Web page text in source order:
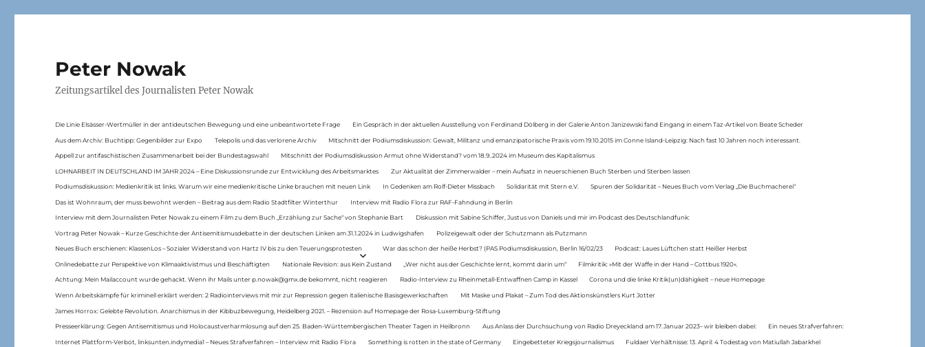
Peter Nowak
Zeitungsartikel des Journalisten Peter Nowak
Die Linie Elsässer-Wertmüller in der antideutschen Bewegung und eine unbeantwortete Frage Ein Gespräch in der aktuellen Ausstellung von Ferdinand Dölberg in der Galerie Anton Janizewski fand Eingang in einem Taz-Artikel von Beate Scheder
Aus dem Archiv: Buchtipp: Gegenbilder zur Expo Telepolis und das verlorene Archiv Mitschnitt der Podiumsdiskussion: Gewalt, Militanz und emanzipatorische Praxis vom 19.10.2015 im Conne Island-Leipzig: Nach fast 10 Jahren noch interessant.
Appell zur antifaschistischen Zusammenarbeit bei der Bundestagswahl Mitschnitt der Podiumsdiskussion Armut ohne Widerstand? vom 18.9..2024 im Museum des Kapitalismus
LOHNARBEIT IN DEUTSCHLAND IM JAHR 2024 – Eine Diskussionsrunde zur Entwicklung des Arbeitsmarktes Zur Aktualität der Zimmerwalder – mein Aufsatz in neuerschienen Buch Sterben und Sterben lassen
Podiumsdiskussion: Medienkritik ist links. Warum wir eine medienkritische Linke brauchen mit neuen Link In Gedenken am Rolf-Dieter Missbach Solidarität mit Stern e.V. Spuren der Solidarität – Neues Buch vom Verlag „Die Buchmacherei“
Das ist Wohnraum, der muss bewohnt werden – Beitrag aus dem Radio Stadtfilter Winterthur Interview mit Radio Flora zur RAF-Fahndung in Berlin
Interview mit dem Journalisten Peter Nowak zu einem Film zu dem Buch „Erzählung zur Sache“ von Stephanie Bart Diskussion mit Sabine Schiffer, Justus von Daniels und mir im Podcast des Deutschlandfunk:
Vortrag Peter Nowak – Kurze Geschichte der Antisemitismusdebatte in der deutschen Linken am 31.1.2024 in Ludwigshafen Polizeigewalt oder der Schutzmann als Putzmann
Neues Buch erschienen: KlassenLos – Sozialer Widerstand von Hartz IV bis zu den Teuerungsprotesten War das schon der heiße Herbst? (PAS Podiumsdiskussion, Berlin 16/02/23 Podcast: Laues Lüftchen statt Heißer Herbst
Onlinedebatte zur Perspektive von Klimaaktivistmus und Beschäftigten Nationale Revision: aus Kein Zustand „Wer nicht aus der Geschichte lernt, kommt darin um“ Filmkritik: »Mit der Waffe in der Hand – Cottbus 1920«.
Achtung: Mein Mailaccount wurde gehackt. Wenn ihr Mails unter p.nowak@gmx.de bekommt, nicht reagieren Radio-Interview zu Rheinmetall-Entwaffnen Camp in Kassel Corona und die linke Kritik(un)dähigkeit – neue Homepage
Wenn Arbeitskämpfe für kriminell erklärt werden: 2 Radiointerviews mit mir zur Repression gegen italienische Basisgewerkschaften Mit Maske und Plakat – Zum Tod des Aktionskünstlers Kurt Jotter
James Horrox: Gelebte Revolution. Anarchismus in der Kibbuzbewegung, Heidelberg 2021. – Rezension auf Homepage der Rosa-Luxemburg-Stiftung
Presseerklärung: Gegen Antisemitismus und Holocaustverharmlosung auf den 25. Baden-Württembergischen Theater Tagen in Heilbronn Aus Anlass der Durchsuchung von Radio Dreyeckland am 17.Januar 2023– wir bleiben dabei: Ein neues Strafverfahren:
Internet Plattform-Verbot, linksunten.indymedia1 – Neues Strafverfahren – Interview mit Radio Flora Something is rotten in the state of Germany Eingebetteter Kriegsjournalismus Fuldaer Verhältnisse: 13. April: 4 Todestag von Matiul­lah Jabarkhel